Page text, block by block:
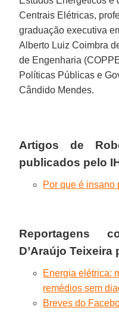
Centrais Elétricas,
graduação executiva
Alberto Luiz Coimbra
de Engenharia
Políticas Públicas e
Cândido Mendes.
Artigos de
publicados pelo
Por que é insano
Reportagens
D’Araújo
Energia elétrica:
remédios sem
Breves do